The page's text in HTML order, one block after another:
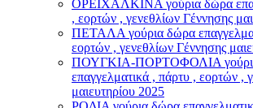
ΟΡΕΙΧΑΛΚΙΝΑ γούρια δώρα
, εορτών , γενεθλίων Γέννησης
ΠΕΤΑΛΑ γούρια δώρα
εορτών , γενεθλίων Γέννησης
ΠΟΥΓΚΙΑ-ΠΟΡΤΟΦΟΛΙΑ
επαγγελματικά , πάρτυ , εορτών ,
μαιευτηρίου 2025